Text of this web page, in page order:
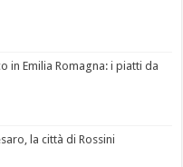
in Emilia Romagna: i piatti da
la città di Rossini